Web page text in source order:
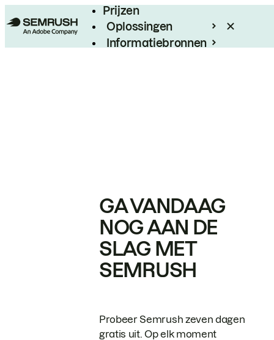
Prijzen
Oplossingen
Informatiebronnen
GA VANDAAG
NOG AAN DE
SLAG MET
SEMRUSH
Probeer Semrush zeven dagen
gratis uit. Op elk moment